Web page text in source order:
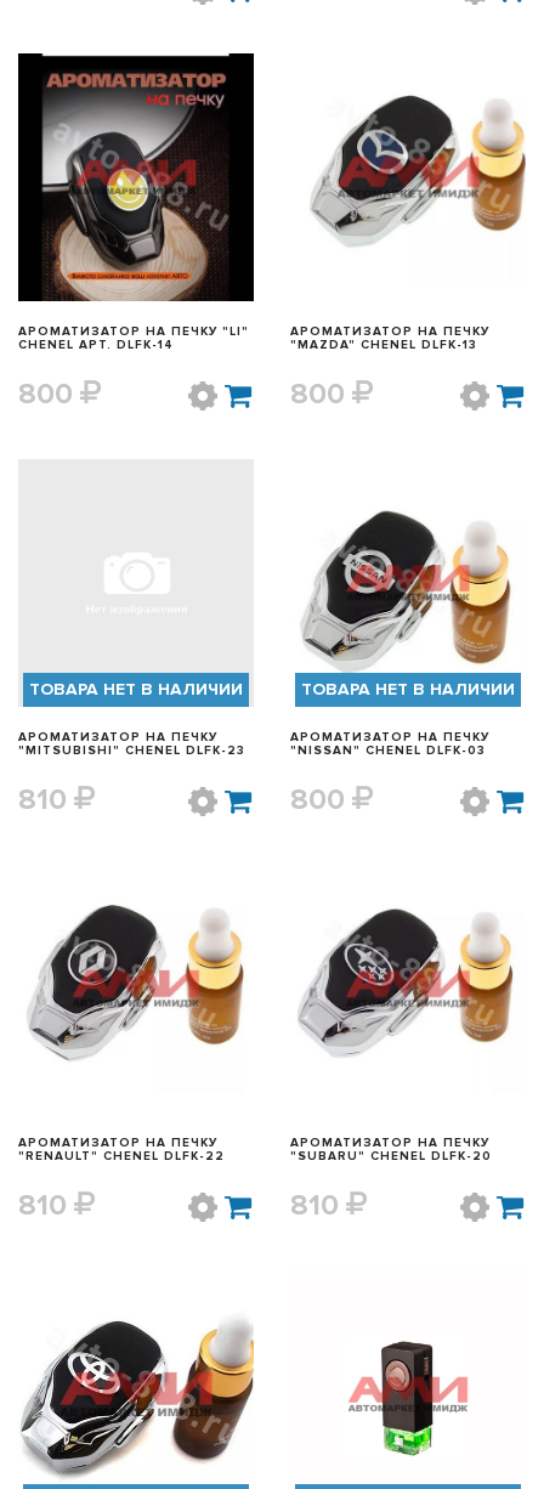
БЫСТРЫЙ ПРОСМОТР
АРОМАТИЗАТОР НА ПЕЧКУ "LI"
CHENEL АРТ. DLFK-14
800
БЫСТРЫЙ ПРОСМОТР
АРОМАТИЗАТОР НА ПЕЧКУ
"MAZDA" CHENEL DLFK-13
800
ТОВАРА НЕТ В НАЛИЧИИ
АРОМАТИЗАТОР НА ПЕЧКУ
"MITSUBISHI" CHENEL DLFK-23
810
БЫСТРЫЙ ПРОСМОТР
ТОВАРА НЕТ В НАЛИЧИИ
АРОМАТИЗАТОР НА ПЕЧКУ
"NISSAN" CHENEL DLFK-03
800
БЫСТРЫЙ ПРОСМОТР
АРОМАТИЗАТОР НА ПЕЧКУ
"RENAULT" CHENEL DLFK-22
810
БЫСТРЫЙ ПРОСМОТР
АРОМАТИЗАТОР НА ПЕЧКУ
"SUBARU" CHENEL DLFK-20
810
БЫСТРЫЙ ПРОСМОТР БЫСТРЫЙ ПРОСМОТР